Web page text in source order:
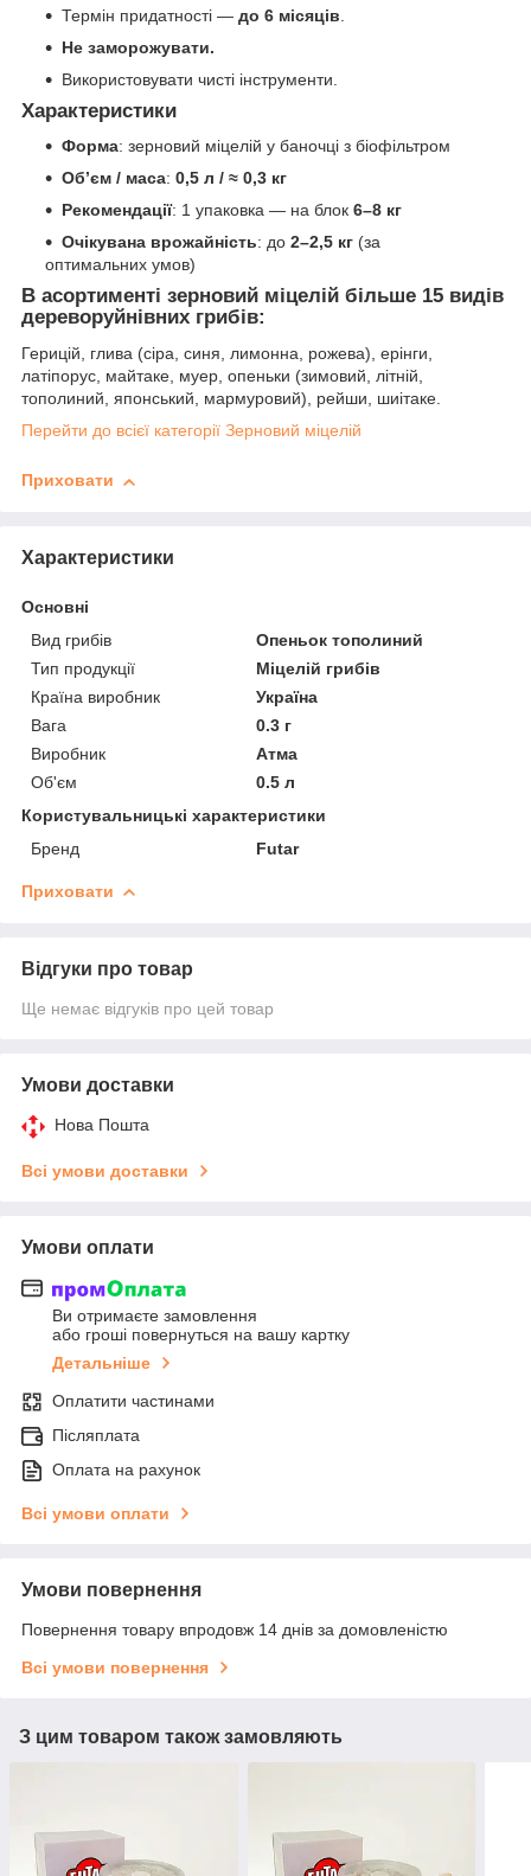
Термін придатності — до 6 місяців
Не заморожувати.
Використовувати чисті інструменти.
Характеристики
Форма: зерновий міцелій у баночці з біофільтром
Об’єм / маса: 0,5 л / ≈ 0,3 кг
Рекомендації: 1 упаковка — на блок 6–8 кг
Очікувана врожайність: до 2–2,5 кг (за
оптимальних умов)
В асортименті зерновий міцелій більше 15 видів
дереворуйнівних грибів:
Герицій, глива (сіра, синя, лимонна, рожева), ерінги,
латіпорус, майтаке, муер, опеньки (зимовий, літній,
тополиний, японський, мармуровий), рейши, шиітаке.
Перейти до всієї категорії Зерновий міцелій
Приховати
Характеристики
Основні
Вид грибів
Опеньок тополиний
Тип продукції
Міцелій грибів
Країна виробник
Україна
Вага
0.3 г
Виробник
Атма
Об'єм
0.5 л
Користувальницькі характеристики
Бренд
Futar
Приховати
Відгуки про товар
Ще немає відгуків про цей товар
Умови доставки
Нова Пошта
Всі умови доставки
Умови оплати
Ви отримаєте замовлення
або гроші повернуться на вашу картку
Детальніше
Оплатити частинами
Післяплата
Оплата на рахунок
Всі умови оплати
Умови повернення
Повернення товару впродовж 14 днів за домовленістю
Всі умови повернення
З цим товаром також замовляють